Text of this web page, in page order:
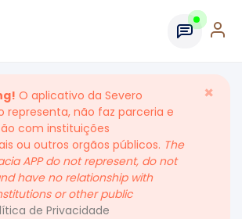
O aplicativo da Severo
representa, não faz parceria e
com instituições
ou outros orgãos públicos. The
APP do not represent, do not
have no relationship with
or other public
de Privacidade
×